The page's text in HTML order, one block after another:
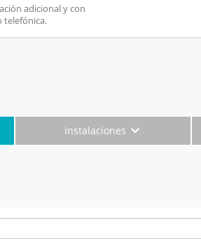
adicional y con
telefónica.
Instalaciones